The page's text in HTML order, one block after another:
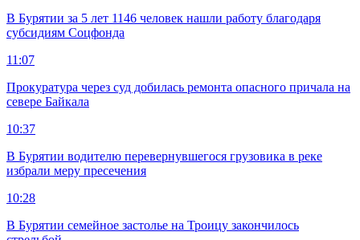
В Бурятии за 5 лет 1146 человек нашли работу благодаря
субсидиям Соцфонда
11:07
Прокуратура через суд добилась ремонта опасного причала на
севере Байкала
10:37
В Бурятии водителю перевернувшегося грузовика в реке
избрали меру пресечения
10:28
В Бурятии семейное застолье на Троицу закончилось